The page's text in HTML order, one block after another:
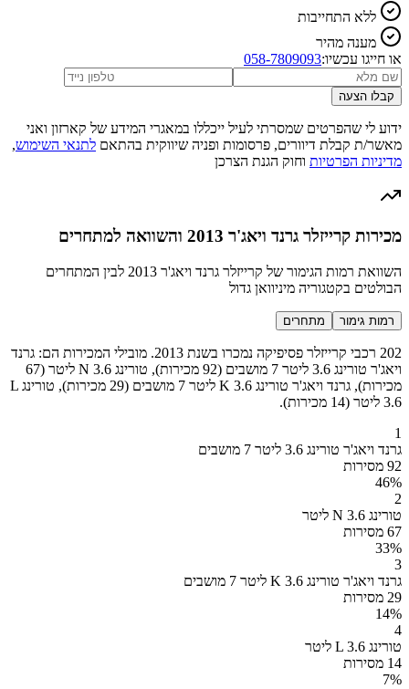
ללא התחייבות
מענה מהיר
או חייגו עכשיו:058-7809093
קבלו הצעה
ידוע לי שהפרטים שמסרתי לעיל ייכללו במאגרי המידע של קארזון ואני
מאשר/ת קבלת דיוורים, פרסומות ופניה שיווקית בהתאם לתנאי השימוש,
מדיניות הפרטיות וחוק הגנת הצרכן
מכירות קרייזלר גרנד ויאג'ר 2013 והשוואה למתחרים
השוואת רמות הגימור של קרייזלר גרנד ויאג'ר 2013 לבין המתחרים
הבולטים בקטגוריה מיניוואן גדול
רמות גימור מתחרים
202 רכבי קרייזלר פסיפיקה נמכרו בשנת 2013. מובילי המכירות הם: גרנד
ויאג'ר טורינג 3.6 ליטר 7 מושבים (92 מכירות), טורינג N 3.6 ליטר (67
מכירות), גרנד ויאג'ר טורינג K 3.6 ליטר 7 מושבים (29 מכירות), טורינג L
3.6 ליטר (14 מכירות).
1
גרנד ויאג'ר טורינג 3.6 ליטר 7 מושבים
92 מסירות
46%
2
טורינג N 3.6 ליטר
67 מסירות
33%
3
גרנד ויאג'ר טורינג K 3.6 ליטר 7 מושבים
29 מסירות
14%
4
טורינג L 3.6 ליטר
14 מסירות
7%